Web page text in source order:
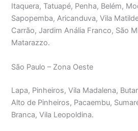
Itaquera, Tatuapé, Penha, Belém,
Sapopemba, Aricanduva, Vila
Carrão, Jardim Anália Franco, São
Matarazzo.
São Paulo – Zona Oeste
Lapa, Pinheiros, Vila Madalena,
Alto de Pinheiros, Pacaembu,
Branca, Vila Leopoldina.